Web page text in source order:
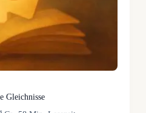
Gleichnisse